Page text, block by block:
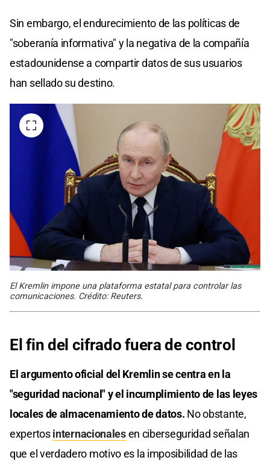
Sin embargo, el endurecimiento de las políticas de
"soberanía informativa" y la negativa de la compañía
estadounidense a compartir datos de sus usuarios
han sellado su destino.
El Kremlin impone una plataforma estatal para controlar las
comunicaciones. Crédito: Reuters.
El fin del cifrado fuera de control
El argumento oficial del Kremlin se centra en la
"seguridad nacional" y el incumplimiento de las leyes
locales de almacenamiento de datos. No obstante,
expertosinternacionalesen ciberseguridad señalan
que el verdadero motivo es la imposibilidad de las